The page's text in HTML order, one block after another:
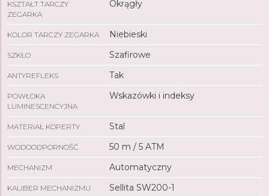
KSZTAŁT TARCZY
ZEGARKA
Okrągły
KOLOR TARCZY ZEGARKA Niebieski
SZKŁO Szafirowe
ANTYREFLEKS Tak
POWŁOKA
LUMINESCENCYJNA
Wskazówki i indeksy
MATERIAŁ KOPERTY Stal
WODOODPORNOŚĆ 50 m / 5 ATM
MECHANIZM Automatyczny
KALIBER MECHANIZMU Sellita SW200-1